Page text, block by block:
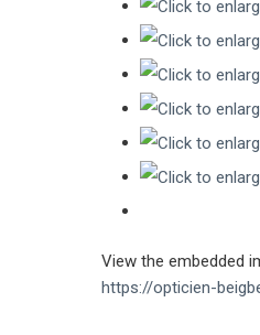
View the embedded
https://opticien-